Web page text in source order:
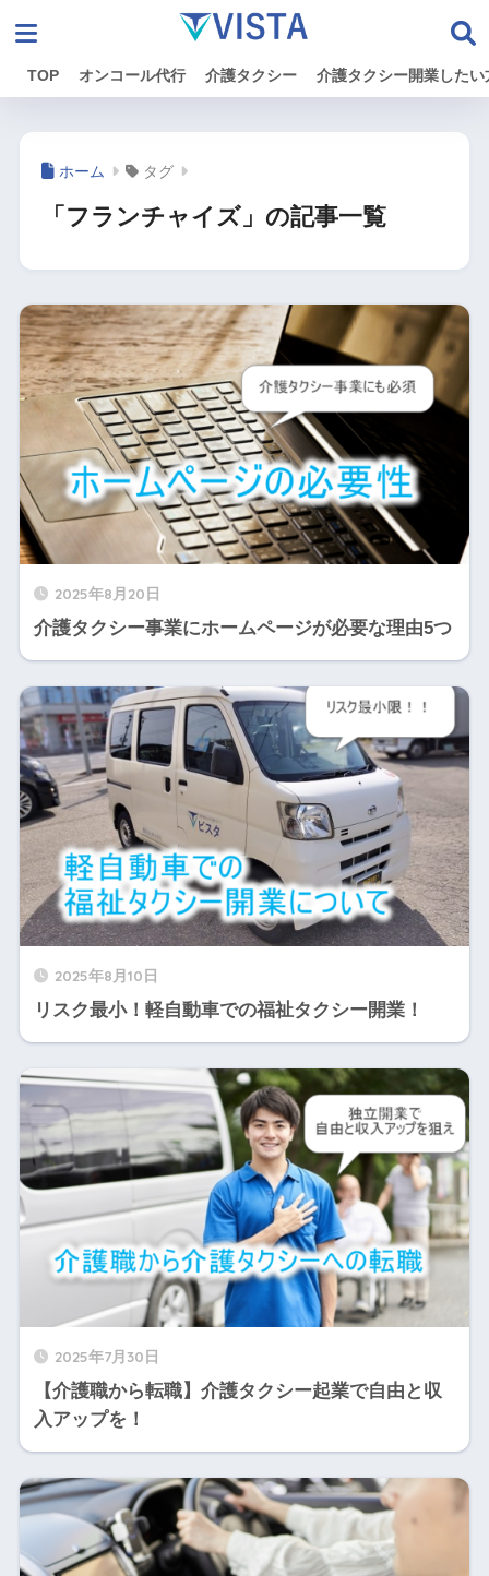
TOP オンコール代行 介護タクシー 介護タクシー開業したい
ホーム タグ
「フランチャイズ」の記事一覧
2025年8月20日
介護タクシー事業にホームページが必要な理由5つ
2025年8月10日
リスク最小！軽自動車での福祉タクシー開業！
2025年7月30日
【介護職から転職】介護タクシー起業で自由と収
入アップを！